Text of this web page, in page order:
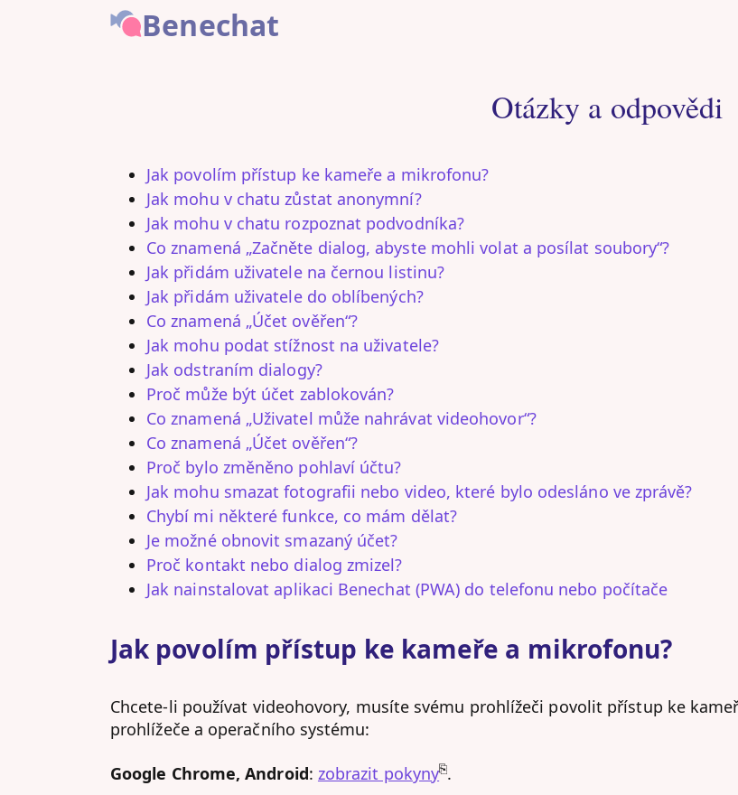
Benechat
Otázky a odpovědi
Jak povolím přístup ke kameře a mikrofonu?
Jak mohu v chatu zůstat anonymní?
Jak mohu v chatu rozpoznat podvodníka?
Co znamená „Začněte dialog, abyste mohli volat a posílat soubory“?
Jak přidám uživatele na černou listinu?
Jak přidám uživatele do oblíbených?
Co znamená „Účet ověřen“?
Jak mohu podat stížnost na uživatele?
Jak odstraním dialogy?
Proč může být účet zablokován?
Co znamená „Uživatel může nahrávat videohovor“?
Co znamená „Účet ověřen“?
Proč bylo změněno pohlaví účtu?
Jak mohu smazat fotografii nebo video, které bylo odesláno ve zprávě?
Chybí mi některé funkce, co mám dělat?
Je možné obnovit smazaný účet?
Proč kontakt nebo dialog zmizel?
Jak nainstalovat aplikaci Benechat (PWA) do telefonu nebo počítače
Jak povolím přístup ke kameře a mikrofonu?
Chcete-li používat videohovory, musíte svému prohlížeči povolit přístup ke
prohlížeče a operačního systému:
Google Chrome, Android: zobrazit pokyny⎘.